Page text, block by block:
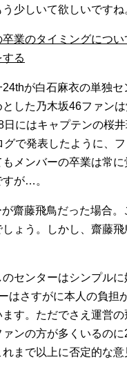
少しいて欲しいですね
卒業のタイミングについ
る
が白石麻衣の単独セ
した乃木坂46ファンは
にはキャプテンの桜
で発表したように、フ
メンバーの卒業は常に
が…。
齋藤飛鳥だった場合。
ょう。しかし、齋藤飛
センターはシンプル
はさすがに本人の負担
す。ただでさえ運営の
ンの方が多くいるのに
まで以上に否定的な意